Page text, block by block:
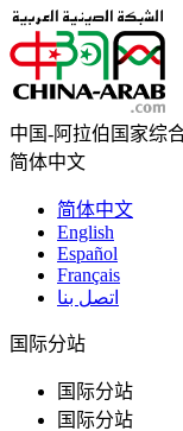
中国-阿拉伯国家综
简体中文
简体中文
English
Español
Français
اتصل بنا
国际分站
国际分站
国际分站